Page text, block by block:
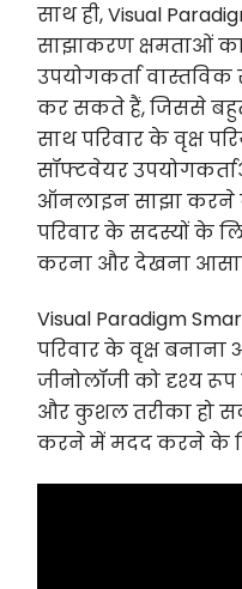
साथ ही, Visual
साझाकरण क्षमताओं
उपयोगकर्ता
कर सकते हैं, जिससे
साथ परिवार के वृक्ष
सॉफ्टवेयर
ऑनलाइन साझा करने
परिवार के सदस्यों के
करना और देखना आसान
Visual Paradigm
परिवार के वृक्ष
जीनोलॉजी को दृश्य
और कुशल तरीका हो
करने में मदद करने के